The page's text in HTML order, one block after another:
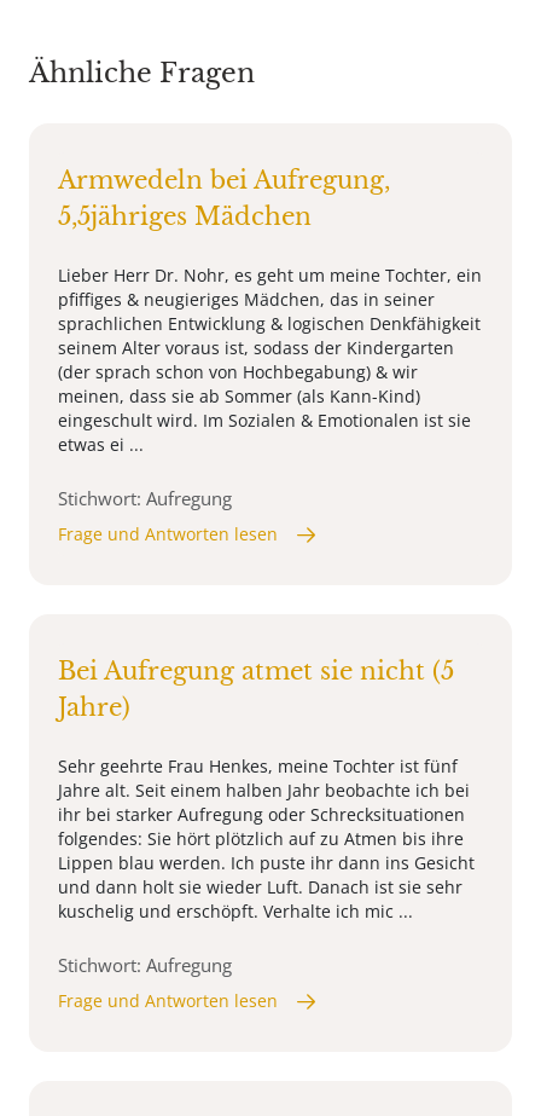
Ähnliche Fragen
Armwedeln bei Aufregung,
5,5jähriges Mädchen
Lieber Herr Dr. Nohr, es geht um meine Tochter, ein
pfiffiges & neugieriges Mädchen, das in seiner
sprachlichen Entwicklung & logischen Denkfähigkeit
seinem Alter voraus ist, sodass der Kindergarten
(der sprach schon von Hochbegabung) & wir
meinen, dass sie ab Sommer (als Kann-Kind)
eingeschult wird. Im Sozialen & Emotionalen ist sie
etwas ei ...
Stichwort: Aufregung
Frage und Antworten lesen
Bei Aufregung atmet sie nicht (5
Jahre)
Sehr geehrte Frau Henkes, meine Tochter ist fünf
Jahre alt. Seit einem halben Jahr beobachte ich bei
ihr bei starker Aufregung oder Schrecksituationen
folgendes: Sie hört plötzlich auf zu Atmen bis ihre
Lippen blau werden. Ich puste ihr dann ins Gesicht
und dann holt sie wieder Luft. Danach ist sie sehr
kuschelig und erschöpft. Verhalte ich mic ...
Stichwort: Aufregung
Frage und Antworten lesen